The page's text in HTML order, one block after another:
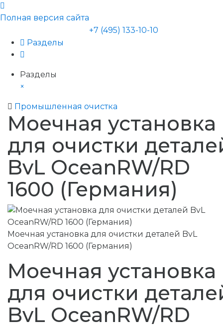
Полная версия сайта
+7 (495) 133-10-10
Разделы
Разделы
×
Промышленная очистка
Моечная установка
для очистки
BvL OceanRW/RD
1600 (Германия)
Моечная установка для очистки деталей BvL
OceanRW/RD 1600 (Германия)
Моечная установка
для очистки
BvL OceanRW/RD